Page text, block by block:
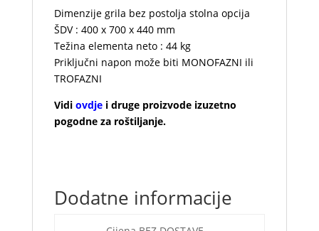
Dimenzije grila bez postolja stolna opcija
ŠDV : 400 x 700 x 440 mm
Težina elementa neto : 44 kg
Priključni napon može biti MONOFAZNI ili
TROFAZNI
Vidi ovdjei druge proizvode izuzetno
pogodne za roštiljanje.kao i izvorne
Dodatne informacije